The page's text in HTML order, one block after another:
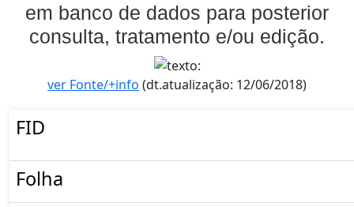
em banco de dados para posterior
consulta, tratamento e/ou edição.
ver Fonte/+info (dt.atualização: 12/06/2018)
FID
Folha